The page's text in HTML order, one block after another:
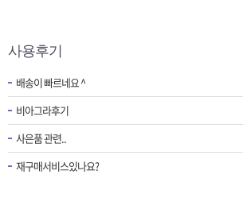
사용후기
배송이 빠르네요 ^
비아그라후기
사은품 관련..
재구매서비스있나요?